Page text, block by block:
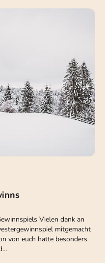
Vielen dank an
mitgemacht
von euch hatte besonders